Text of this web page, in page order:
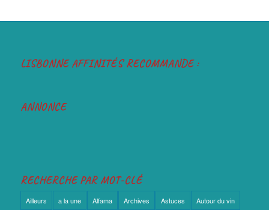
LISBONNE AFFINITÉS RECOMMANDE :
ANNONCE
RECHERCHE PAR MOT-CLÉ
Ailleurs a la une Alfama Archives Astuces Autour du vin